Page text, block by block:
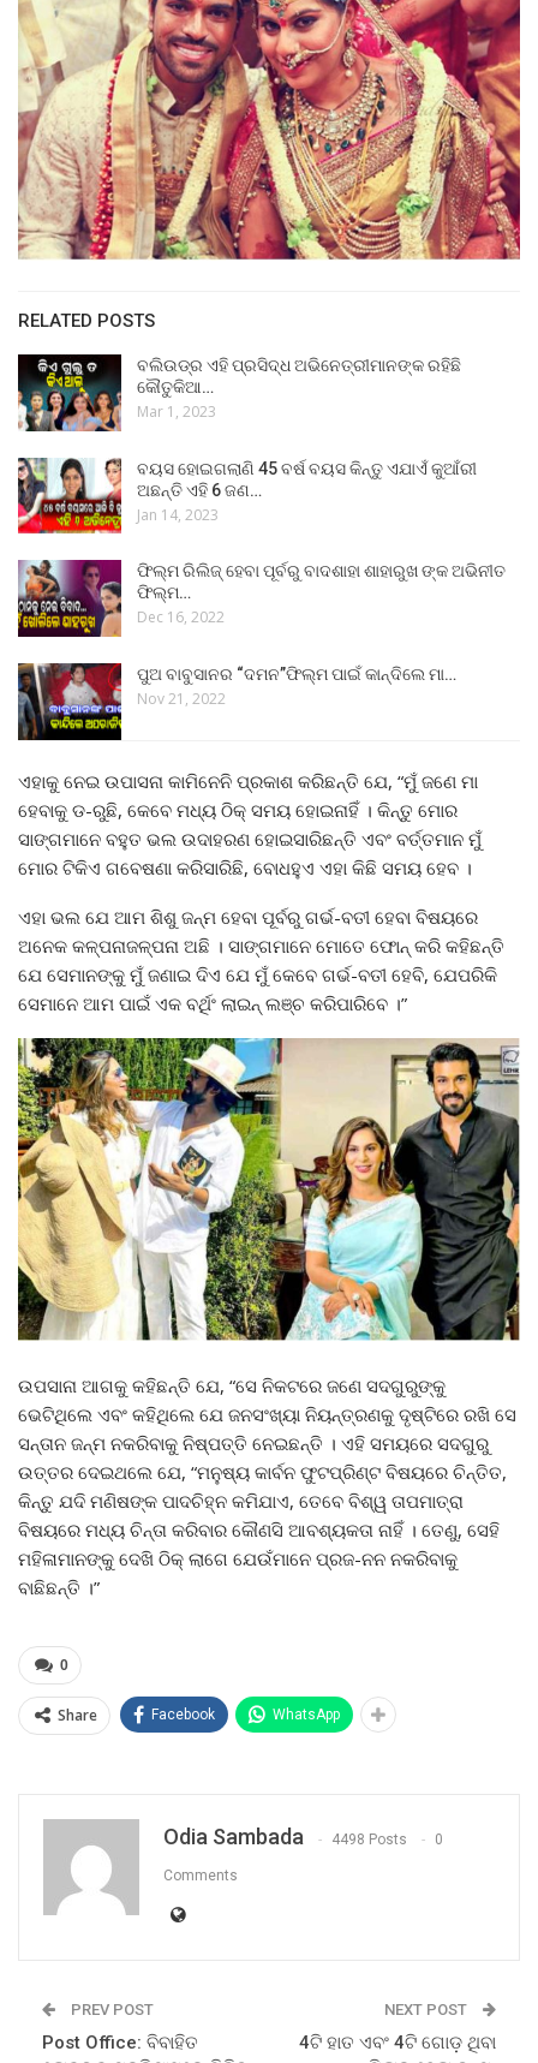
RELATED POSTS
ବଲିଉଡ୍‌ର ଏହି ପ୍ରସିଦ୍ଧ ଅଭିନେତ୍ରୀମାନଙ୍କ ରହିଛି
କୌତୁକିଆ…
Mar 1, 2023
ବୟସ ହୋଇଗଲାଣି 45 ବର୍ଷ ବୟସ କିନ୍ତୁ ଏଯାଏଁ କୁଆଁରୀ
ଅଛନ୍ତି ଏହି 6 ଜଣ…
Jan 14, 2023
ଫିଲ୍ମ ରିଲିଜ୍ ହେବା ପୂର୍ବରୁ ବାଦଶାହା ଶାହାରୁଖ ଙ୍କ ଅଭିନୀତ
ଫିଲ୍ମ…
Dec 16, 2022
ପୁଅ ବାବୁସାନର “ଦମନ”ଫିଲ୍ମ ପାଇଁ କାନ୍ଦିଲେ ମା…
Nov 21, 2022
ଏହାକୁ ନେଇ ଉପାସନା କାମିନେନି ପ୍ରକାଶ କରିଛନ୍ତି ଯେ, “ମୁଁ ଜଣେ ମା
ହେବାକୁ ଡ-ରୁଛି, କେବେ ମଧ୍ୟ ଠିକ୍ ସମୟ ହୋଇନାହିଁ । କିନ୍ତୁ ମୋର
ସାଙ୍ଗମାନେ ବହୁତ ଭଲ ଉଦାହରଣ ହୋଇସାରିଛନ୍ତି ଏବଂ ବର୍ତ୍ତମାନ ମୁଁ
ମୋର ଟିକିଏ ଗବେଷଣା କରିସାରିଛି, ବୋଧହୁଏ ଏହା କିଛି ସମୟ ହେବ ।
ଏହା ଭଲ ଯେ ଆମ ଶିଶୁ ଜନ୍ମ ହେବା ପୂର୍ବରୁ ଗର୍ଭ-ବତୀ ହେବା ବିଷୟରେ
ଅନେକ କଳ୍ପନାଜଳ୍ପନା ଅଛି । ସାଙ୍ଗମାନେ ମୋତେ ଫୋନ୍ କରି କହିଛନ୍ତି
ଯେ ସେମାନଙ୍କୁ ମୁଁ ଜଣାଇ ଦିଏ ଯେ ମୁଁ କେବେ ଗର୍ଭ-ବତୀ ହେବି, ଯେପରିକି
ସେମାନେ ଆମ ପାଇଁ ଏକ ବର୍ଥିଂ ଲାଇନ୍ ଲଞ୍ଚ କରିପାରିବେ ।”
ଉପସାନା ଆଗକୁ କହିଛନ୍ତି ଯେ, “ସେ ନିକଟରେ ଜଣେ ସଦଗୁରୁଙ୍କୁ
ଭେଟିଥିଲେ ଏବଂ କହିଥିଲେ ଯେ ଜନସଂଖ୍ୟା ନିୟନ୍ତ୍ରଣକୁ ଦୃଷ୍ଟିରେ ରଖି ସେ
ସନ୍ତାନ ଜନ୍ମ ନକରିବାକୁ ନିଷ୍ପତ୍ତି ନେଇଛନ୍ତି । ଏହି ସମୟରେ ସଦଗୁରୁ
ଉତ୍ତର ଦେଇଥଲେ ଯେ, “ମନୁଷ୍ୟ କାର୍ବନ ଫୁଟପ୍ରିଣ୍ଟ ବିଷୟରେ ଚିନ୍ତିତ,
କିନ୍ତୁ ଯଦି ମଣିଷଙ୍କ ପାଦଚିହ୍ନ କମିଯାଏ, ତେବେ ବିଶ୍ୱ ତାପମାତ୍ରା
ବିଷୟରେ ମଧ୍ୟ ଚିନ୍ତା କରିବାର କୌଣସି ଆବଶ୍ୟକତା ନାହିଁ । ତେଣୁ, ସେହି
ମହିଳାମାନଙ୍କୁ ଦେଖି ଠିକ୍ ଲାଗେ ଯେଉଁମାନେ ପ୍ରଜ-ନନ ନକରିବାକୁ
ବାଛିଛନ୍ତି ।”
0
Share Facebook WhatsApp
Odia Sambada 4498 Posts 0
Comments
PREV POST
Post Office: ବିବାହିତ
NEXT POST
4ଟି ହାତ ଏବଂ 4ଟି ଗୋଡ଼ ଥିବା